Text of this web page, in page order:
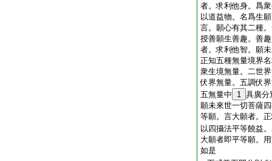
者。求利他身。爲
以道益物。名爲生
言。願心有其二種
授善願生善趣。善
者。求利他智。願
正知五種無量境界
衆生境無量。二世
伏界無量。五調伏
五無量中
1 具廣分
願未來世一切菩薩
等願。言大願者。
以四攝法平等饒益
大願者即平等願。
如是